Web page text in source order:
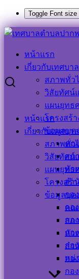
Toggle Font size
Skip
contentหน้าแรก
เกี่ยวกับเทศบาล
สภาพทั่ว
วิสัยทัศน์
แผนยุทธ
โครงสร้
ข้อมูลบุค
คณ
สภ
หัว
สำ
กอ
กอ
กอ
กอ
กอ
หน่
หน้าแรก
เกี่ยวกับเทศบาล
สภาพทั่ว
วิสัยทัศน์
แผนยุทธ
โครงสร้
ข้อมูลบุค
คณ
สภ
หัว
สำ
กอ
กอ
เรื่อง เผยแพร่ราคา
คอนกรีต พท.ถ 30 –
กว้างเฉลี่ย 6.75 เมต
ดำเนินการไม่น้อยกว่
ปากพะยูน อำเภอปา
เรื่อง เผยแพ
ถนนแอสฟัลท์
ถนนเทศบาล
กว้างเฉลี่ย
0.05 เมตร ห
กว่า
ปากพะยูน อำ